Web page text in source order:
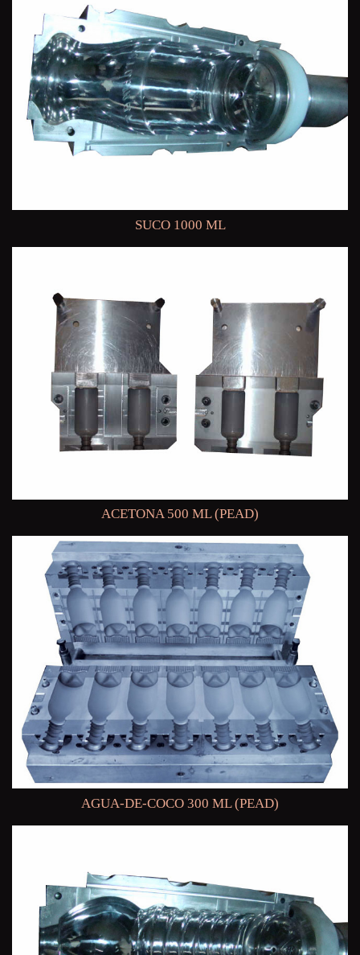
SUCO 1000 ML
ACETONA 500 ML (PEAD)
AGUA-DE-COCO 300 ML (PEAD)